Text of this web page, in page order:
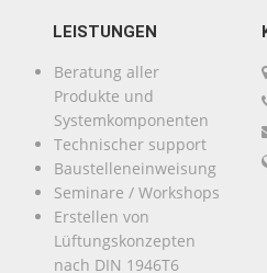
LEISTUNGEN
Beratung aller
Produkte und
Systemkomponenten
Technischer support
Baustelleneinweisung
Seminare / Workshops
Erstellen von
Lüftungskonzepten
nach DIN 1946T6